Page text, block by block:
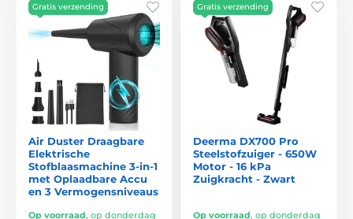
Gratis verzending
Air Duster Draagbare
Elektrische
Stofblaasmachine 3-in-1
met Oplaadbare Accu
en 3 Vermogensniveaus
Op voorraad, op donderdag
Gratis verzending
Deerma DX700 Pro
Steelstofzuiger - 650W
Motor - 16 kPa
Zuigkracht - Zwart
Op voorraad, op donderdag